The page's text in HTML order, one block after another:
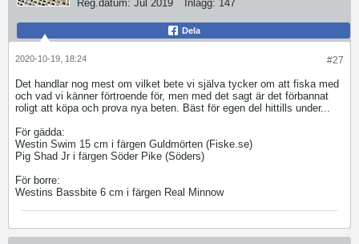
Reg.datum: Jul 2019 Inlägg: 147
Dela
#27
2020-10-19, 18:24
Det handlar nog mest om vilket bete vi själva tycker om att fiska med
och vad vi känner förtroende för, men med det sagt är det förbannat
roligt att köpa och prova nya beten. Bäst för egen del hittills under...
För gädda:
Westin Swim 15 cm i färgen Guldmörten (Fiske.se)
Pig Shad Jr i färgen Söder Pike (Söders)
För borre:
Westins Bassbite 6 cm i färgen Real Minnow